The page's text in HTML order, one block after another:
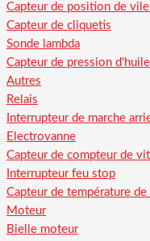
Capteur de position de
Capteur de cliquetis
Sonde lambda
Capteur de pression d'huile
Autres
Relais
Interrupteur de marche
Electrovanne
Capteur de compteur de
Interrupteur feu stop
Capteur de température de
Moteur
Bielle moteur